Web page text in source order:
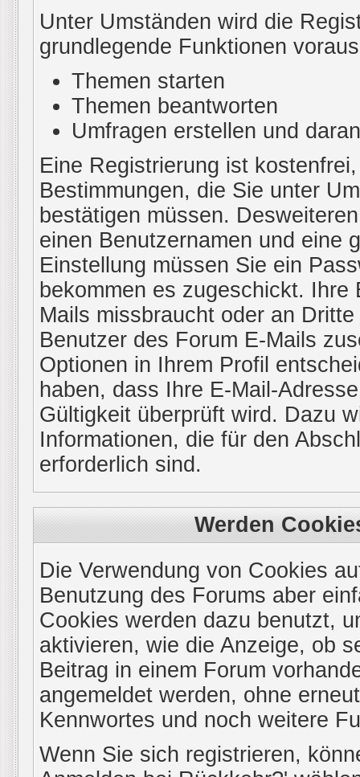
Unter Umständen wird die
grundlegende Funktionen
Themen starten
Themen beantworten
Umfragen erstellen und
Eine Registrierung ist
Bestimmungen, die Sie unter
bestätigen müssen.
einen Benutzernamen und eine
Einstellung müssen Sie ein
bekommen es zugeschickt.
Mails missbraucht oder an
Benutzer des Forum E-Mails
Optionen in Ihrem Profil
haben, dass Ihre E-Mail-
Gültigkeit überprüft wird. Dazu
Informationen, die für den
erforderlich sind.
Werden
Die Verwendung von Cookies
Benutzung des Forums aber
Cookies werden dazu benutzt,
aktivieren, wie die Anzeige, ob
Beitrag in einem Forum
angemeldet werden, ohne
Kennwortes und noch weitere
Wenn Sie sich registrieren,